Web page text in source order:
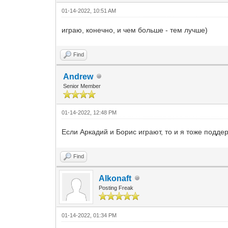
01-14-2022, 10:51 AM
играю, конечно, и чем больше - тем лучше)
Find
Andrew
Senior Member
01-14-2022, 12:48 PM
Если Аркадий и Борис играют, то и я тоже
Find
Alkonaft
Posting Freak
01-14-2022, 01:34 PM